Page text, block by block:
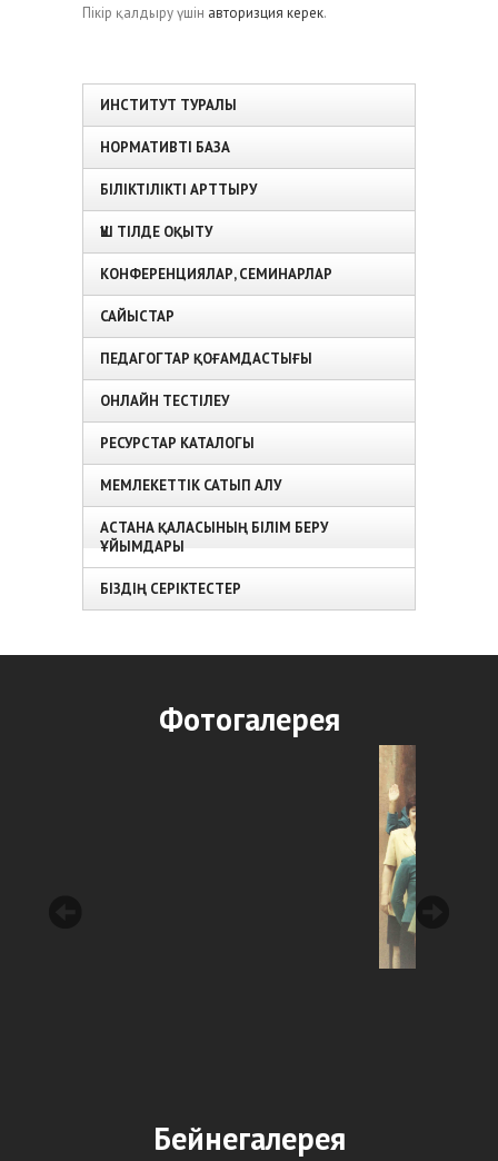
Пікір қалдыру үшін авторизция керек.
ИНСТИТУТ ТУРАЛЫ
НОРМАТИВТІ БАЗА
БІЛІКТІЛІКТІ АРТТЫРУ
ҮШ ТІЛДЕ ОҚЫТУ
КОНФЕРЕНЦИЯЛАР, СЕМИНАРЛАР
САЙЫСТАР
ПЕДАГОГТАР ҚОҒАМДАСТЫҒЫ
ОНЛАЙН ТЕСТІЛЕУ
РЕСУРСТАР КАТАЛОГЫ
МЕМЛЕКЕТТІК САТЫП АЛУ
АСТАНА ҚАЛАСЫНЫҢ БІЛІМ БЕРУ
ҰЙЫМДАРЫ
БІЗДІҢ СЕРІКТЕСТЕР
Фотогалерея
Бейнегалерея